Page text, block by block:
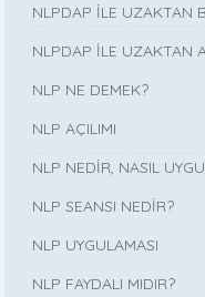
NLPDAP İLE UZAKTAN
NLPDAP İLE UZAKTAN
NLP NE DEMEK?
NLP AÇILIMI
NLP NEDİR, NASIL
NLP SEANSI NEDİR?
NLP UYGULAMASI
NLP FAYDALI MIDIR?